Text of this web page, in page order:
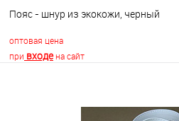
Пояс - шнур из экокожи, черный
оптовая цена
при входена сайт